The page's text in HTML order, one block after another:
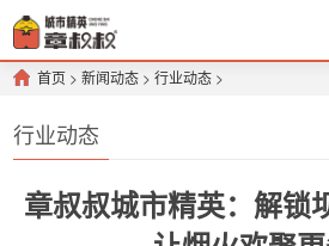
首页 >新闻动态 >行业动态 >
行业动态
章叔叔城市精英：解锁